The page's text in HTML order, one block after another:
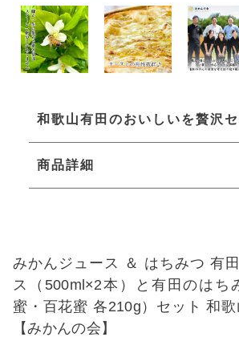
和歌山有田のおいしいを贅沢セ
商品詳細
みかんジュース ＆ はちみつ 有
ス（500ml×2本）と有田のはち
蜜・百花蜜 各210g）セット 和
【みかんの会】
お中元・お歳暮
ぶどう
もも(桃)
極早生蜜柑（ごくわせみかん）
みかん(蜜柑)
柑橘詰め合わせ
キウイフルーツ
レモン(檸檬)
おこめ(米)
セット商品